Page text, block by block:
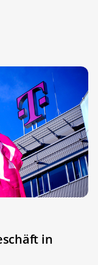
in